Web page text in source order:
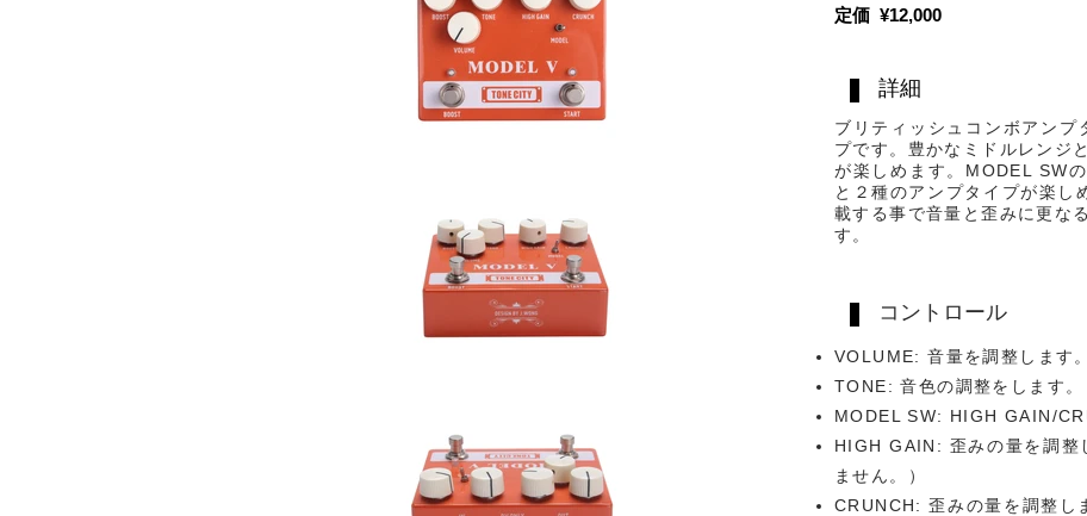
​定価 ¥12,000
詳細
ブリティッシュコンボアン
プです。豊かなミドルレンジ
が楽しめます。MODEL SW
と２種のアンプタイプが楽し
載する事で音量と歪みに更な
す。
コントロール
VOLUME: 音量を調整します。
TONE: 音色の調整をします。
MODEL SW: HIGH GAIN/
HIGH GAIN: 歪みの量を調整
ません。）
CRUNCH: 歪みの量を調整し